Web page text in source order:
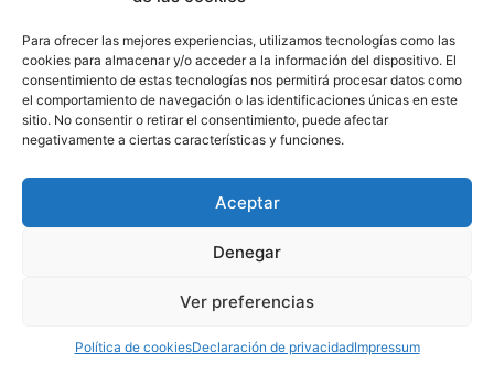
Para ofrecer las mejores experiencias, utilizamos tecnologías como las
cookies para almacenar y/o acceder a la información del dispositivo. El
consentimiento de estas tecnologías nos permitirá procesar datos como
el comportamiento de navegación o las identificaciones únicas en este
sitio. No consentir o retirar el consentimiento, puede afectar
negativamente a ciertas características y funciones.
Aceptar
Denegar
Ver preferencias
Política de cookiesDeclaración de privacidadImpressum
Política de Cookies
Aviso Legal
910 607 564
derechos reservados